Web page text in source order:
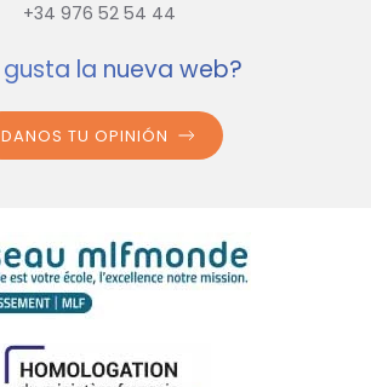
+34 976 52 54 44
gusta la nueva web?
DANOS TU OPINIÓN